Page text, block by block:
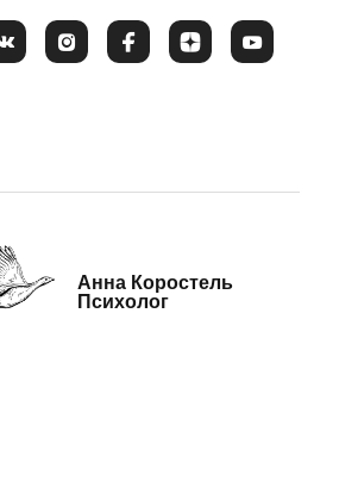
отношения
Анна Коростель
Психолог